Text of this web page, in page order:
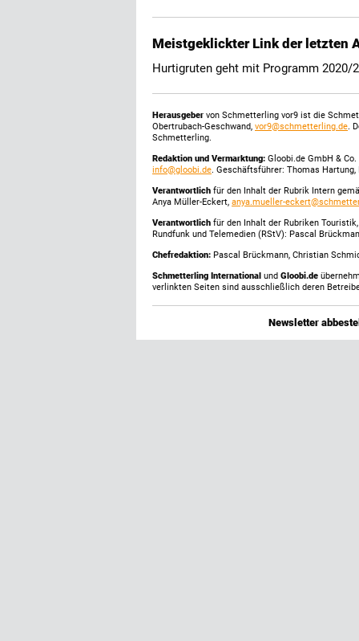
Meistgeklickter Link der letzten
Hurtigruten geht mit Programm 2020/
Herausgeber von Schmetterling vor9 ist die
Obertrubach-Geschwand, vor9@schmetterling.de.
Schmetterling.
Redaktion und Vermarktung: Gloobi.de GmbH &
info@gloobi.de. Geschäftsführer: Thomas
Verantwortlich für den Inhalt der Rubrik Intern
Anya Müller-Eckert, anya.mueller-
Verantwortlich für den Inhalt der Rubriken
Rundfunk und Telemedien (RStV): Pascal
Chefredaktion: Pascal Brückmann, Christian
Schmetterling International und Gloobi.de
verlinkten Seiten sind ausschließlich deren
Newsletter